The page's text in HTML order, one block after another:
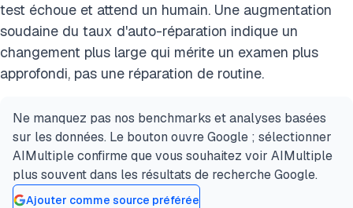
test échoue et attend un humain. Une augmentation
soudaine du taux d'auto-réparation indique un
changement plus large qui mérite un examen plus
approfondi, pas une réparation de routine.
Ne manquez pas nos benchmarks et analyses basées
sur les données. Le bouton ouvre Google ; sélectionner
AIMultiple confirme que vous souhaitez voir AIMultiple
plus souvent dans les résultats de recherche Google.
Ajouter comme source préférée